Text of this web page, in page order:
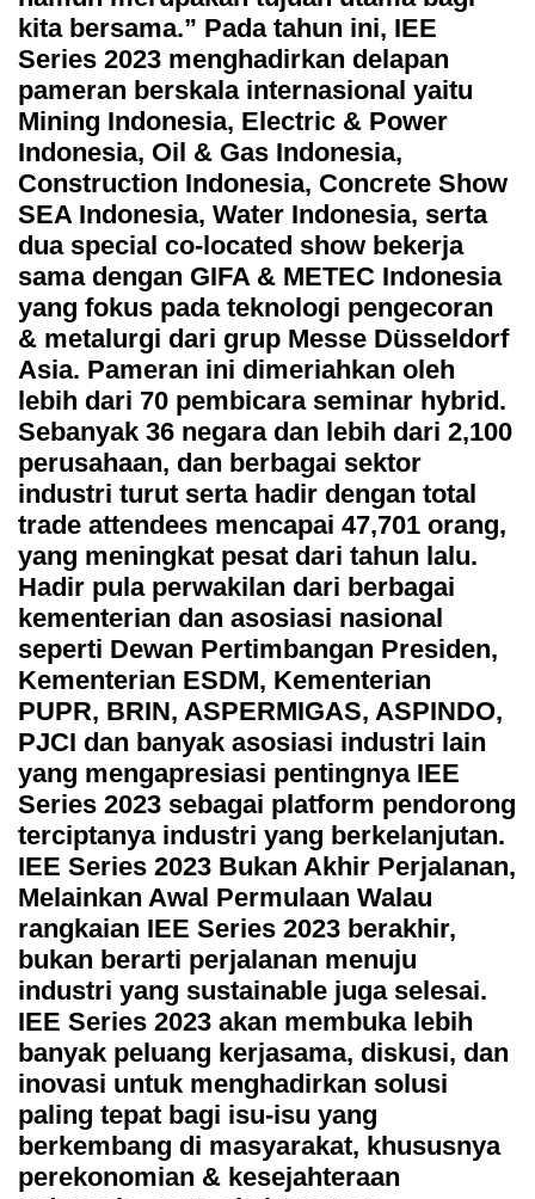
kita bersama.” Pada tahun ini, IEE
Series 2023 menghadirkan delapan
pameran berskala internasional yaitu
Mining Indonesia, Electric & Power
Indonesia, Oil & Gas Indonesia,
Construction Indonesia, Concrete Show
SEA Indonesia, Water Indonesia, serta
dua special co-located show bekerja
sama dengan GIFA & METEC Indonesia
yang fokus pada teknologi pengecoran
& metalurgi dari grup Messe Düsseldorf
Asia. Pameran ini dimeriahkan oleh
lebih dari 70 pembicara seminar hybrid.
Sebanyak 36 negara dan lebih dari 2,100
perusahaan, dan berbagai sektor
industri turut serta hadir dengan total
trade attendees mencapai 47,701 orang,
yang meningkat pesat dari tahun lalu.
Hadir pula perwakilan dari berbagai
kementerian dan asosiasi nasional
seperti Dewan Pertimbangan Presiden,
Kementerian ESDM, Kementerian
PUPR, BRIN, ASPERMIGAS, ASPINDO,
PJCI dan banyak asosiasi industri lain
yang mengapresiasi pentingnya IEE
Series 2023 sebagai platform pendorong
terciptanya industri yang berkelanjutan.
IEE Series 2023 Bukan Akhir Perjalanan,
Melainkan Awal Permulaan Walau
rangkaian IEE Series 2023 berakhir,
bukan berarti perjalanan menuju
industri yang sustainable juga selesai.
IEE Series 2023 akan membuka lebih
banyak peluang kerjasama, diskusi, dan
inovasi untuk menghadirkan solusi
paling tepat bagi isu-isu yang
berkembang di masyarakat, khususnya
perekonomian & kesejahteraan